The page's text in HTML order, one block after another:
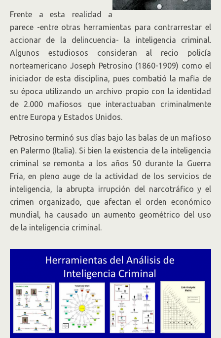
Frente a esta realidad a
parece -entre otras herramientas para contrarrestar el
accionar de la delincuencia- la inteligencia criminal.
Algunos estudiosos consideran al recio policía
norteamericano Joseph Petrosino (1860-1909) como el
iniciador de esta disciplina, pues combatió la mafia de
su época utilizando un archivo propio con la identidad
de 2.000 mafiosos que interactuaban criminalmente
entre Europa y Estados Unidos.
Petrosino terminó sus días bajo las balas de un mafioso
en Palermo (Italia). Si bien la existencia de la inteligencia
criminal se remonta a los años 50 durante la Guerra
Fría, en pleno auge de la actividad de los servicios de
inteligencia, la abrupta irrupción del narcotráfico y el
crimen organizado, que afectan el orden económico
mundial, ha causado un aumento geométrico del uso
de la inteligencia criminal.